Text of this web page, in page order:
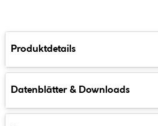
Produktdetails
Datenblätter & Downloads